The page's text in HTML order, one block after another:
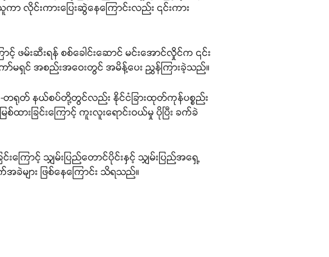
လိုင်းကားပြေးဆွဲနေကြောင်းလည်း ၎င်းကား
ာင့် ဖမ်းဆီးရန် စစ်ခေါင်းဆောင် မင်းအောင်လှိုင်က ၎င်း
ရှင် အစည်းအဝေးတွင် အမိန့်ပေး ညွှန်ကြားခဲ့သည်။
မာ-တရုတ် နယ်စပ်တို့တွင်လည်း နိုင်ငံခြားထုတ်ကုန်ပစ္စည်း
ထားခြင်းကြောင့် ကူးလူးရောင်းဝယ်မှု ပိုပြီး ခက်ခဲ
ြောင့် သျှမ်းပြည်တောင်ပိုင်းနှင့် သျှမ်းပြည်အရှေ့
ခဲများ ဖြစ်နေကြောင်း သိရသည်။